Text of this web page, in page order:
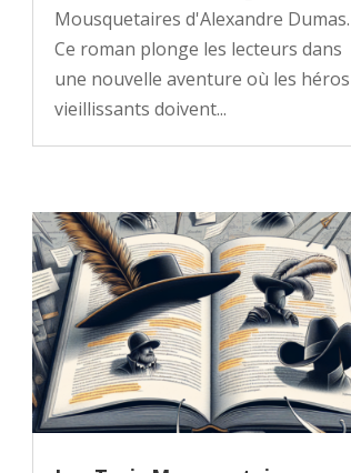
Mousquetaires d'Alexandre Dumas.
Ce roman plonge les lecteurs dans
une nouvelle aventure où les héros
vieillissants doivent...